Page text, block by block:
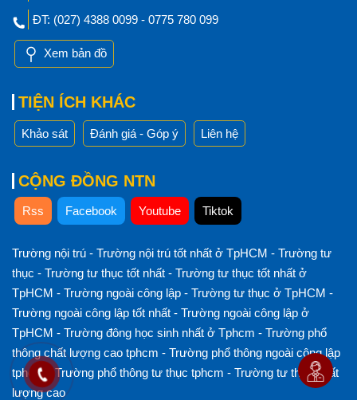
ĐT: (027) 4388 0099 - 0775 780 099
Xem bản đồ
TIỆN ÍCH KHÁC
Khảo sát Đánh giá - Góp ý Liên hệ
CỘNG ĐỒNG NTN
Rss Facebook Youtube Tiktok
Trường nội trú - Trường nội trú tốt nhất ở TpHCM - Trường tư
thục - Trường tư thục tốt nhất - Trường tư thục tốt nhất ở
TpHCM - Trường ngoài công lập - Trường tư thục ở TpHCM -
Trường ngoài công lập tốt nhất - Trường ngoài công lập ở
TpHCM - Trường đông học sinh nhất ở Tphcm - Trường phổ
thông chất lượng cao tphcm - Trường phổ thông ngoài công lập
tphcm
-Trường phổ thông tư thục tphcm - Trường tư thục chất
lượng cao